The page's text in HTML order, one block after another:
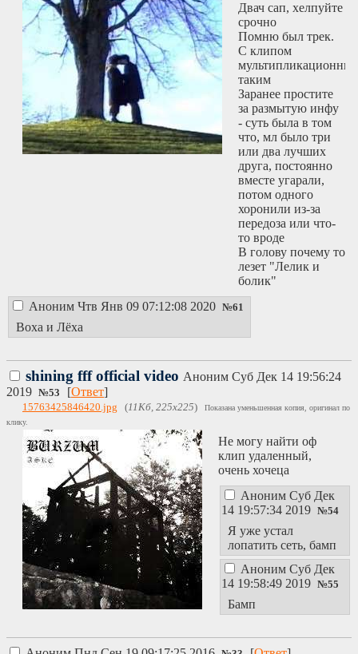
Двач сап, хелпуйте
срочно
Помню был трек.
С клипом
таким
Заранее простите
за размытую инфу
- суть была в том
что, мл было три
или два лучших
друга, постоянно
вместе угарали,
потом одного
хоронили из-за
передоза или что-
то вроде
В голову почему то
лезет "Лелик и
болик"
Аноним Чтв Янв 09 07:12:08 2020 №61
Воха и Лёха
shining fff official video Аноним Суб Дек 14 19:56:24
2019 №53 [Ответ]
15763425846420.jpg (11Кб, 225x225)
Показана уменьшенная копия, оригинал по
клику.
Не могу найти оф
клип удаленный,
очень хочеца
Аноним Суб Дек
14 19:57:34 2019 №54
Я уже устал
лопатить сеть, бамп
Аноним Суб Дек
14 19:58:49 2019 №55
Бамп